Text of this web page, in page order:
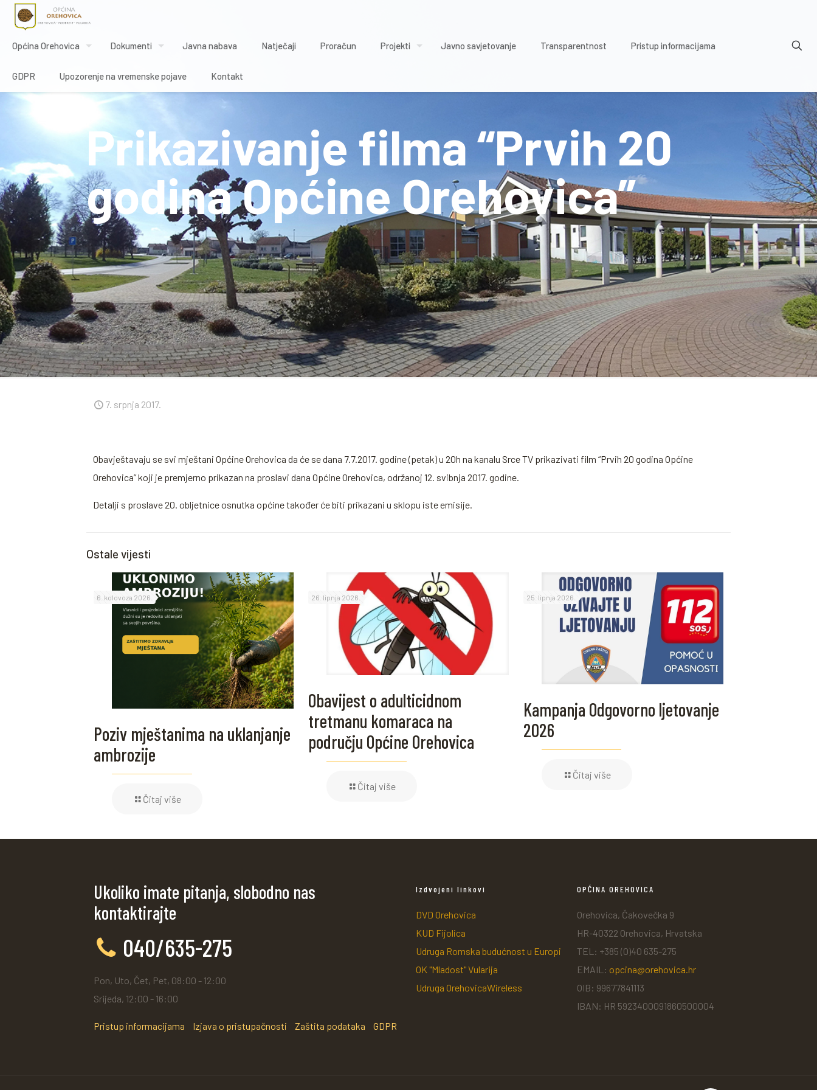
Općina Orehovica Dokumenti Javna nabava Natječaji Proračun Projekti Javno savjetovanje Transparentnost Pristup informacijama
GDPR Upozorenje na vremenske pojave Kontakt
Prikazivanje filma “Prvih 20
godina Općine Orehovica”
7. srpnja 2017.
Obavještavaju se svi mještani Općine Orehovica da će se dana 7.7.2017. godine (petak) u 20h na kanalu Srce TV prikazivati film “Prvih 20 godina Općine
Orehovica” koji je premjerno prikazan na proslavi dana Općine Orehovica, održanoj 12. svibnja 2017. godine.
Detalji s proslave 20. obljetnice osnutka općine također će biti prikazani u sklopu iste emisije.
Ostale vijesti
6. kolovoza 2026.
Poziv mještanima na uklanjanje
ambrozije
Čitaj više
26. lipnja 2026.
Obavijest o adulticidnom
tretmanu komaraca na
području Općine Orehovica
Čitaj više
25. lipnja 2026.
Kampanja Odgovorno ljetovanje
2026
Čitaj više
Ukoliko imate pitanja, slobodno nas
kontaktirajte
040/635-275
Pon, Uto, Čet, Pet, 08:00 - 12:00
Srijeda, 12:00 - 16:00
Pristup informacijama Izjava o pristupačnosti Zaštita podataka GDPR
Izdvojeni linkovi
DVD Orehovica
KUD Fijolica
Udruga Romska budućnost u Europi
OK "Mladost" Vularija
Udruga OrehovicaWireless
OPĆINA OREHOVICA
Orehovica, Čakovečka 9
HR-40322 Orehovica, Hrvatska
TEL: +385 (0)40 635-275
EMAIL: opcina@orehovica.hr
OIB: 99677841113
IBAN: HR 5923400091860500004